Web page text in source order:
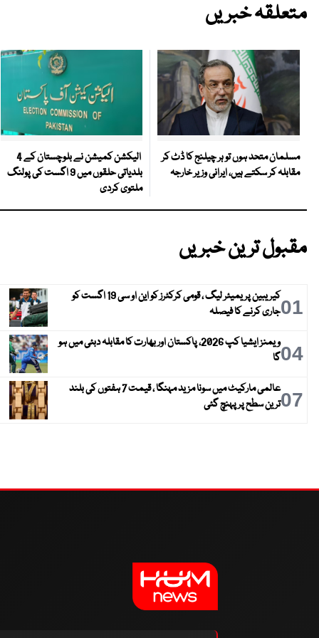
متعلقہ خبریں
مسلمان متحد ہوں تو ہر چیلنج کا ڈٹ کر
مقابلہ کر سکتے ہیں، ایرانی وزیر خارجہ
الیکشن کمیشن نے بلوچستان کے 4
بلدیاتی حلقوں میں 9 اگست کی پولنگ
ملتوی کردی
مقبول ترین خبریں
01
کیریبین پریمیئر لیگ ، قومی کرکٹرز کو این او سی 19 اگست کو
جاری کرنے کا فیصلہ
04
ویمنز ایشیا کپ 2026، پاکستان اور بھارت کا مقابلہ دبئی میں ہو
گا
07
عالمی مارکیٹ میں سونا مزید مہنگا ، قیمت 7 ہفتوں کی بلند
ترین سطح پر پہنچ گئی